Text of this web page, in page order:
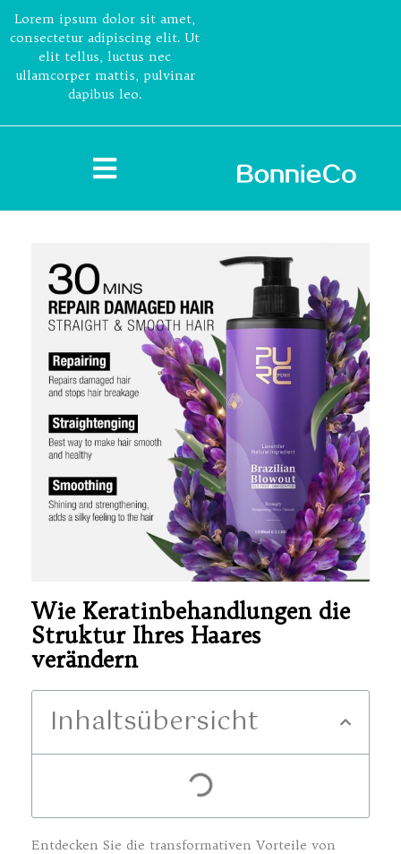
Lorem ipsum dolor sit amet,
consectetur adipiscing elit. Ut
elit tellus, luctus nec
ullamcorper mattis, pulvinar
dapibus leo.
Wie Keratinbehandlungen die
Struktur Ihres Haares
verändern
Inhaltsübersicht
Entdecken Sie die transformativen Vorteile von